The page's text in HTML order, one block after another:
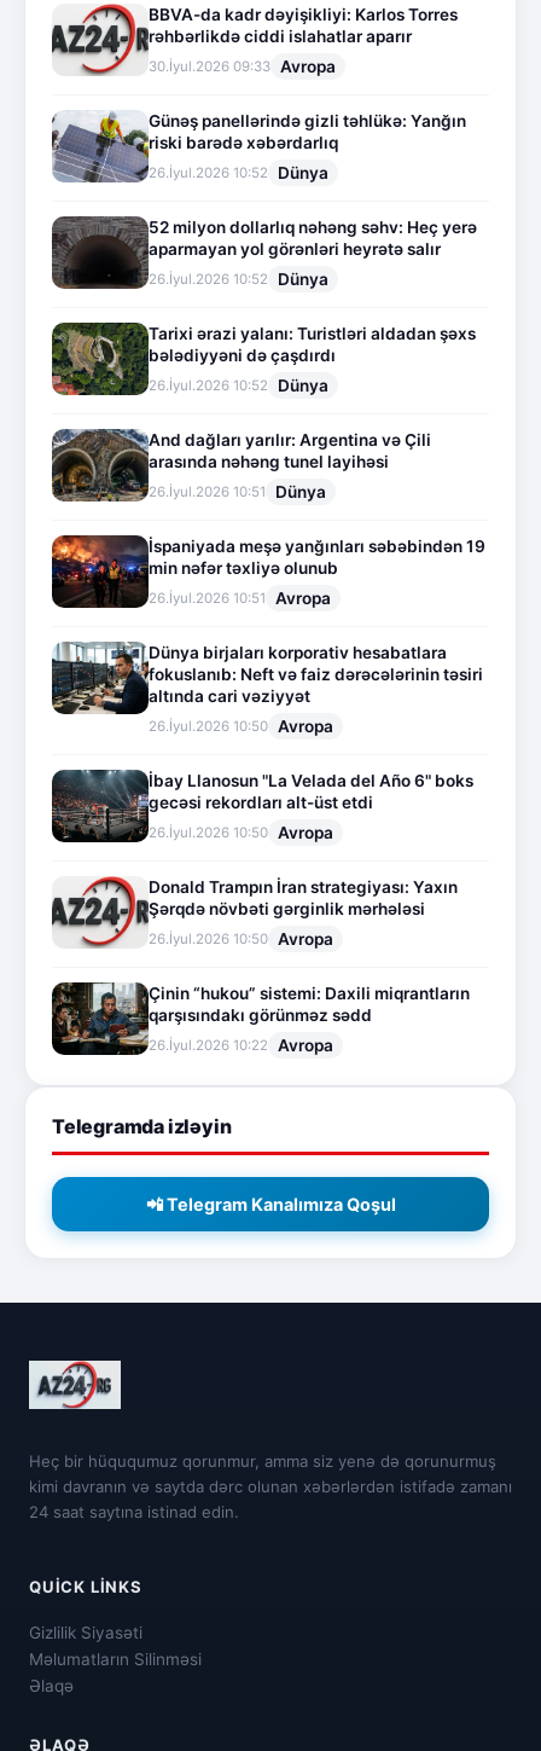
BBVA-da kadr dəyişikliyi: Karlos Torres
rəhbərlikdə ciddi islahatlar aparır
30.İyul.2026 09:33 Avropa
Günəş panellərində gizli təhlükə: Yanğın
riski barədə xəbərdarlıq
26.İyul.2026 10:52 Dünya
52 milyon dollarlıq nəhəng səhv: Heç yerə
aparmayan yol görənləri heyrətə salır
26.İyul.2026 10:52 Dünya
Tarixi ərazi yalanı: Turistləri aldadan şəxs
bələdiyyəni də çaşdırdı
26.İyul.2026 10:52 Dünya
And dağları yarılır: Argentina və Çili
arasında nəhəng tunel layihəsi
26.İyul.2026 10:51 Dünya
İspaniyada meşə yanğınları səbəbindən 19
min nəfər təxliyə olunub
26.İyul.2026 10:51 Avropa
Dünya birjaları korporativ hesabatlara
fokuslanıb: Neft və faiz dərəcələrinin təsiri
altında cari vəziyyət
26.İyul.2026 10:50 Avropa
İbay Llanosun "La Velada del Año 6" boks
gecəsi rekordları alt-üst etdi
26.İyul.2026 10:50 Avropa
Donald Trampın İran strategiyası: Yaxın
Şərqdə növbəti gərginlik mərhələsi
26.İyul.2026 10:50 Avropa
Çinin “hukou” sistemi: Daxili miqrantların
qarşısındakı görünməz sədd
26.İyul.2026 10:22 Avropa
Telegramda izləyin
📲 Telegram Kanalımıza Qoşul
Heç bir hüququmuz qorunmur, amma siz yenə də qorunurmuş
kimi davranın və saytda dərc olunan xəbərlərdən istifadə zamanı
24 saat saytına istinad edin.
QUICK LINKS
Gizlilik Siyasəti
Məlumatların Silinməsi
Əlaqə
ƏLAQƏ